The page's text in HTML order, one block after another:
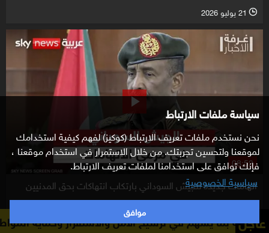
سياسة ملفات الارتباط
نحن نستخدم ملفات تعريف الارتباط (كوكيز) لفهم كيفية استخدامك
لموقعنا ولتحسين تجربتك. من خلال الاستمرار في استخدام موقعنا ،
فإنك توافق على استخدامنا لملفات تعريف الارتباط.
سياسية الخصوصية
موافق
l 21 يوليو 2026
08:52
اتهامات جديدة للجيش السوداني بارتكاب انتهاكات بحق المدنيين
عاجلوالاستقرار وحماية المواطنين والمصالح العامة